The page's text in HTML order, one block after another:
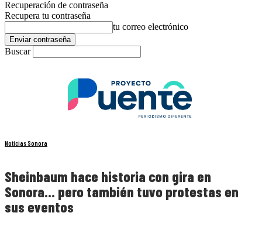
Recuperación de contraseña
Recupera tu contraseña
tu correo electrónico
Buscar
Noticias Sonora
Sheinbaum hace historia con gira en
Sonora… pero también tuvo protestas en
sus eventos